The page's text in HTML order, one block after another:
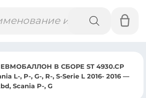
В СБОРЕ ST 4930.CP
L-, P-, G-, R-, S-Serie L 2016- 2016 —
Scania P-, G